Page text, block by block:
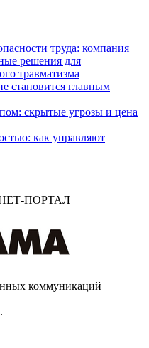
труда: компания
решения для
травматизма
становится главным
скрытые угрозы и цена
как управляют
ПОРТАЛ
коммуникаций